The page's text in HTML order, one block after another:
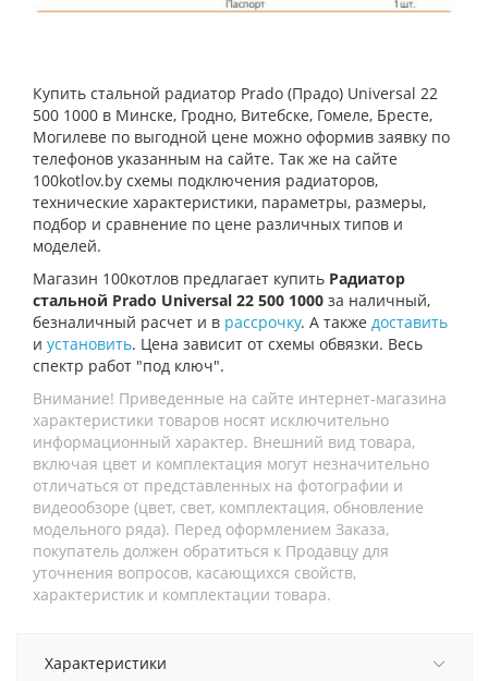
Купить стальной радиатор Prado (Прадо) Universal 22
500 1000 в Минске, Гродно, Витебске, Гомеле, Бресте,
Могилеве по выгодной цене можно оформив заявку по
телефонов указанным на сайте. Так же на сайте
100kotlov.by схемы подключения радиаторов,
технические характеристики, параметры, размеры,
подбор и сравнение по цене различных типов и
моделей.
Магазин 100котлов предлагает купить Радиатор
стальной Prado Universal 22 500 1000 за наличный,
безналичный расчет и в рассрочку. А также доставить
и установить. Цена зависит от схемы обвязки. Весь
спектр работ "под ключ".
Внимание! Приведенные на сайте интернет-магазина
характеристики товаров носят исключительно
информационный характер. Внешний вид товара,
включая цвет и комплектация могут незначительно
отличаться от представленных на фотографии и
видеообзоре (цвет, свет, комплектация, обновление
модельного ряда). Перед оформлением Заказа,
покупатель должен обратиться к Продавцу для
уточнения вопросов, касающихся свойств,
характеристик и комплектации товара.
Характеристики